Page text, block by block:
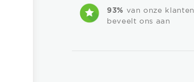
93%
van onze klanten
beveelt ons aan